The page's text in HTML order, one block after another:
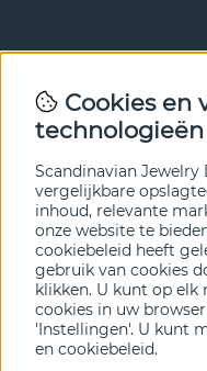
Met onze nieuwsbrief
nieuws en
Cookies en
technologieën
Scandinavian
vergelijkbare
inhoud, relevante
onze website te
cookiebeleid heeft
gebruik van cookies
klikken. U kunt op
cookies in uw
'Instellingen'. U kunt
en cookiebeleid.